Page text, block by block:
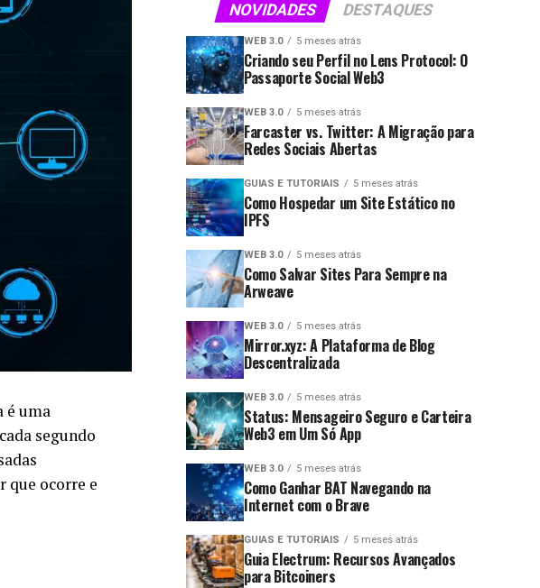
é uma
segundo
que ocorre e
NOVIDADES DESTAQUES
WEB 3.0 5 meses atrás
Criando seu Perfil no Lens Protocol: O
Passaporte Social Web3
WEB 3.0 5 meses atrás
Farcaster vs. Twitter: A Migração para
Redes Sociais Abertas
GUIAS E TUTORIAIS 5 meses atrás
Como Hospedar um Site Estático no
IPFS
WEB 3.0 5 meses atrás
Como Salvar Sites Para Sempre na
Arweave
WEB 3.0 5 meses atrás
Mirror.xyz: A Plataforma de Blog
Descentralizada
WEB 3.0 5 meses atrás
Status: Mensageiro Seguro e Carteira
Web3 em Um Só App
WEB 3.0 5 meses atrás
Como Ganhar BAT Navegando na
Internet com o Brave
GUIAS E TUTORIAIS 5 meses atrás
Guia Electrum: Recursos Avançados
para Bitcoiners